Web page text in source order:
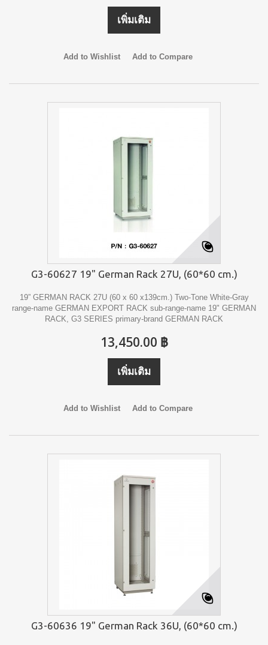
เพิ่มเติม
Add to Wishlist Add to Compare
G3-60627 19" German Rack 27U, (60*60 cm.)
19” GERMAN RACK 27U (60 x 60 x139cm.) Two-Tone White-Gray
range-name GERMAN EXPORT RACK sub-range-name 19" GERMAN
RACK, G3 SERIES primary-brand GERMAN RACK
13,450.00 ฿
เพิ่มเติม
Add to Wishlist Add to Compare
G3-60636 19" German Rack 36U, (60*60 cm.)